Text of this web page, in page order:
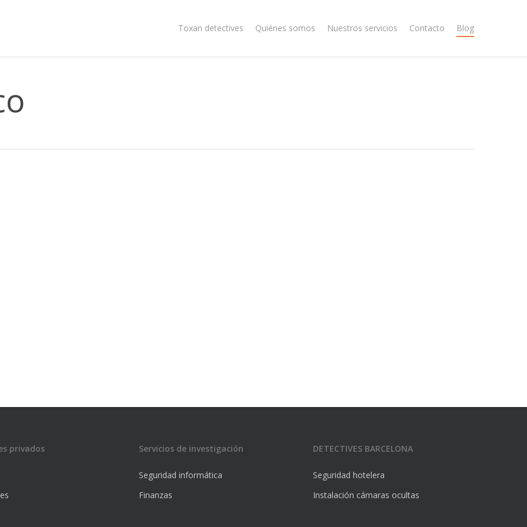
Toxan detectives Quiénes somos Nuestros servicios Contacto Blog
privados Servicios de investigación
Seguridad informática
Finanzas
DETECTIVES BARCELONA
Seguridad hotelera
Instalación cámaras ocultas